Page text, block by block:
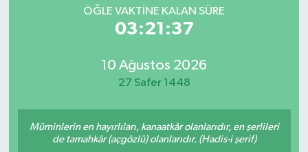
ÖĞLE VAKTINE KALAN SÜRE
03:21:37
10 Ağustos 2026
27 Safer 1448
Müminlerin en hayırlıları, kanaatkâr olanlarıdır, en şerlileri
de tamahkâr (açgözlü) olanlarıdır. (Hadis-i şerif)
Sağlık
Haber Arşivi